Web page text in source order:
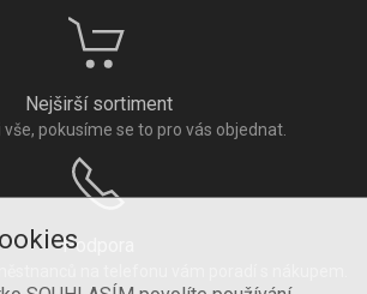
Nejširší sortiment
vše, pokusíme se to pro vás objednat.
Podpora